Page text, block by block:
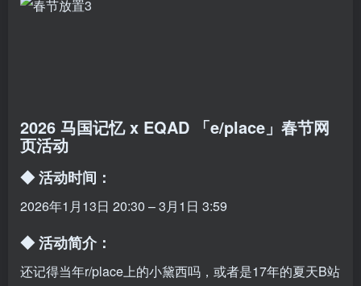
2026 马国记忆 x EQAD 「e/place」春节网
页活动
◆ 活动时间：
2026年1月13日 20:30 – 3月1日 3:59
◆ 活动简介：
还记得当年r/place上的小黛西吗，或者是17年的夏天B站